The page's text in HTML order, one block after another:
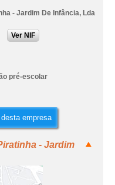
- Jardim De Infância, Lda
Ver NIF
pré-escolar
empresa
- Jardim